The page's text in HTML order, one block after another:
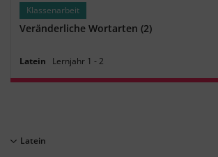
Klassenarbeit
Veränderliche Wortarten (2)
Latein Lernjahr 1 ‐2
Latein